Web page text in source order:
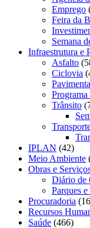
Emprego
Feira da
Semana
Infraestrutura e
Asfalto
Ciclovia
Trânsito
IPLAN (42)
Meio Ambiente
Obras e
Diário de
Parques e
Procuradoria
Recursos
Saúde (466)